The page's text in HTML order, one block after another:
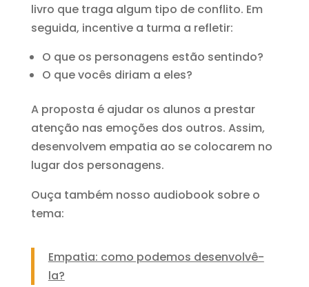
livro que traga algum tipo de conflito. Em
seguida, incentive a turma a refletir:
O que os personagens estão sentindo?
O que vocês diriam a eles?
A proposta é ajudar os alunos a prestar
atenção nas emoções dos outros. Assim,
desenvolvem empatia ao se colocarem no
lugar dos personagens.
Ouça também nosso audiobook sobre o
tema:
Empatia: como podemos desenvolvê-
la?